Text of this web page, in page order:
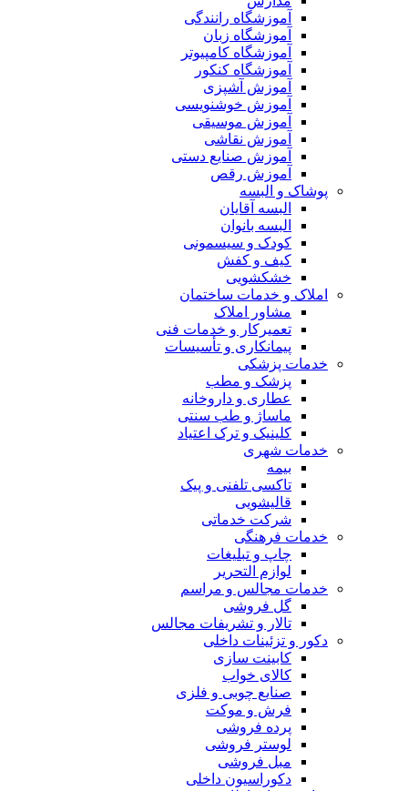
آموزشگاه رانندگی
آموزشگاه زبان
آموزشگاه کامپیوتر
آموزشگاه کنکور
آموزش آشپزی
آموزش خوشنویسی
آموزش موسیقی
آموزش نقاشی
آموزش صنایع دستی
آموزش رقص
پوشاک و البسه
البسه آقایان
البسه بانوان
کودک و سیسمونی
کیف و کفش
خشکشویی
املاک و خدمات ساختمان
مشاور املاک
تعمیرکار و خدمات فنی
پیمانکاری و تأسیسات
خدمات پزشکی
پزشک و مطب
عطاری و داروخانه
ماساژ و طب سنتی
کلینیک و ترک اعتیاد
خدمات شهری
بیمه
تاکسی تلفنی و پیک
قالیشویی
شرکت خدماتی
خدمات فرهنگی
چاپ و تبليغات
لوازم التحریر
خدمات مجالس و مراسم
گل فروشی
تالار و تشریفات مجالس
دکور و تزئینات داخلی
کابینت سازی
کالای خواب
صنایع چوبی و فلزی
فرش و موکت
پرده فروشی
لوستر فروشی
مبل فروشی
دکوراسیون داخلی